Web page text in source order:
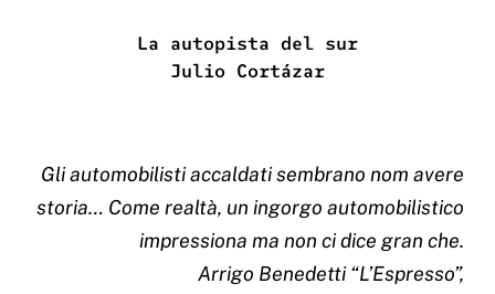
La autopista del sur
Julio Cortázar
Gli automobilisti accaldati sembrano nom avere
storia… Come realtà, un ingorgo automobilistico
impressiona ma non ci dice gran che.
Arrigo Benedetti “L’Espresso”,